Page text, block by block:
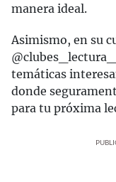
manera ideal.
Asimismo, en su
temáticas
donde
para tu próxima